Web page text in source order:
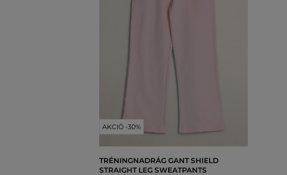
AKCIÓ -30%
TRÉNINGNADRÁG GANT SHIELD
STRAIGHT LEG SWEATPANTS